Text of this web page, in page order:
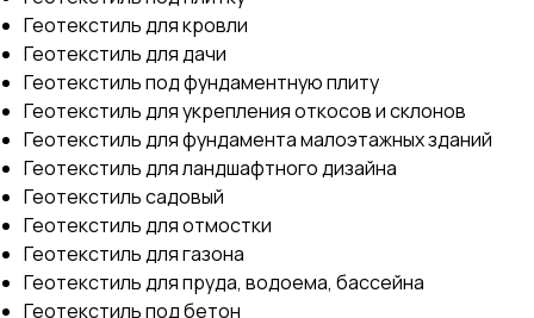
Геотекстиль для кровли
Геотекстиль для дачи
Геотекстиль под фундаментную плиту
Геотекстиль для укрепления откосов и склонов
Геотекстиль для фундамента малоэтажных зданий
Геотекстиль для ландшафтного дизайна
Геотекстиль садовый
Геотекстиль для отмостки
Геотекстиль для газона
Геотекстиль для пруда, водоема, бассейна
Геотекстиль под бетон